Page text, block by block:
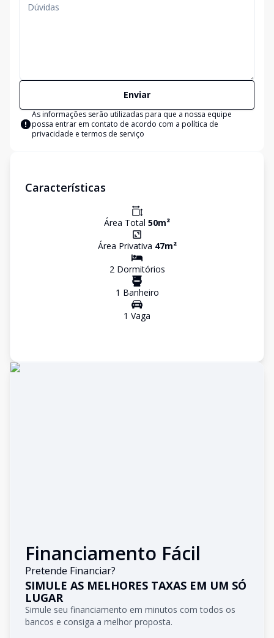
Enviar
As informações serão utilizadas para que a nossa equipe
possa entrar em contato de acordo com a política de
privacidade e termos de serviço
Características
Área Total 50m²
Área Privativa 47m²
2Dormitórios
1 Banheiro
1 Vaga
Financiamento Fácil
Pretende Financiar?
SIMULE AS MELHORES TAXAS EM UM SÓ
LUGAR
Simule seu financiamento em minutos com todos os
bancos e consiga a melhor proposta.